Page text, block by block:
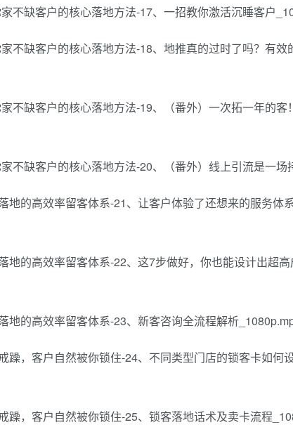
不缺客户的核心落地方法-17、一招教你激活沉睡客户
不缺客户的核心落地方法-18、地推真的过时了吗？有效
不缺客户的核心落地方法-19、（番外）一次拓一年的客
不缺客户的核心落地方法-20、（番外）线上引流是一场
地的高效率留客体系-21、让客户体验了还想来的服务体
地的高效率留客体系-22、这7步做好，你也能设计出超
地的高效率留客体系-23、新客咨询全流程解析
躁，客户自然被你锁住-24、不同类型门店的锁客卡如何
躁，客户自然被你锁住-25、锁客落地话术及卖卡流程